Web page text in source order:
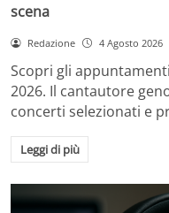
scena
Redazione 4 Agosto 2026
Scopri gli
2026. Il cantautore
concerti selezionati e
Leggi di più